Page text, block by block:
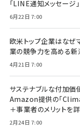
「LINE通知メッセージ
6月22日 7:00
欧米トップ企業はなぜ
業の競争力を高める新
4月21日 7:00
サステナブルな付加価
Amazon提供の「
＋事業者のメリットを
2月24日 7:00